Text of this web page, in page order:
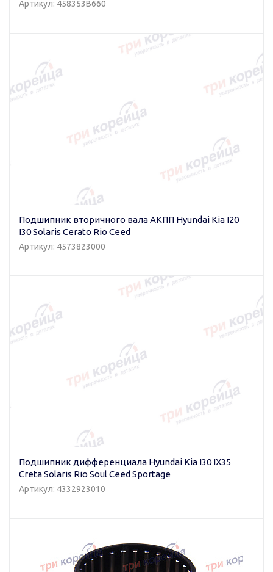
Артикул: 458353B660
Подшипник вторичного вала АКПП Hyundai Kia I20
I30 Solaris Cerato Rio Ceed
Артикул: 4573823000
Подшипник дифференциала Hyundai Kia I30 IX35
Creta Solaris Rio Soul Ceed Sportage
Артикул: 4332923010